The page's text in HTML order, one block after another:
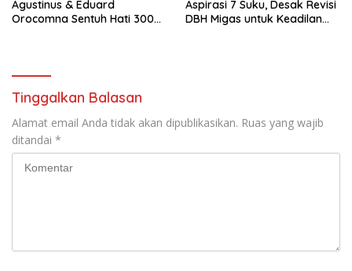
Agustinus & Eduard
Orocomna Sentuh Hati 300
Aspirasi 7 Suku, Desak Revisi
DBH Migas untuk Keadilan
Tinggalkan Balasan
Alamat email Anda tidak akan dipublikasikan. Ruas yang wajib
ditandai *